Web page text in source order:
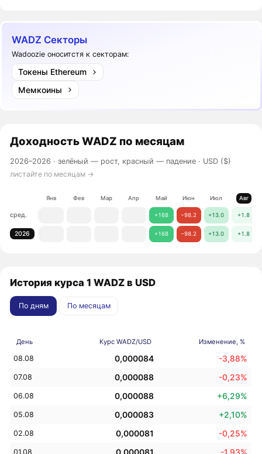
WADZ Секторы
Wadoozie оноситстя к секторам:
Токены Ethereum
Мемкоины
ДоходностьWADZ по месяцам
2026–2026 ·зелёный — рост, красный — падение · USD ($)
листайте по месяцам →
Янв Фев Мар Апр Май Июн Июл Авг
сред. +168 −98.2 +13.0 +1.8
2026 +168 −98.2 +13.0 +1.8
История курса 1 WADZ в USD
По дням По месяцам
День Курс WADZ/USD Изменение, %
08.08 0,000084 -3,88%
07.08 0,000088 -0,23%
06.08 0,000088 +6,29%
05.08 0,000083 +2,10%
02.08 0,000081 -0,25%
01.08 0,000081 -1,93%